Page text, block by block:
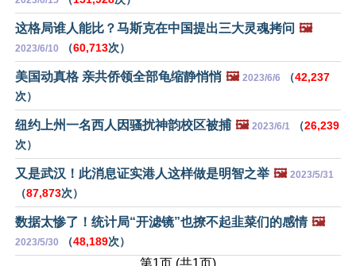
这格局谁人能比？马斯克在中国提出三大灵魂拷问 🖼️
2023/6/10 （60,713次）
美国动真格 亲共侨领全部龟缩静悄悄 🖼️ 2023/6/6 （42,237
次）
纽约上州一名西人因骚扰神韵校区被捕 🖼️ 2023/6/1 （26,239
次）
又是武汉！此消息证实港人这样做是明智之举 🖼️ 2023/5/31
（87,873次）
数据太惨了！统计局“开滤镜”也撩不起韭菜们的感情 🖼️
2023/5/30 （48,189次）
第1页 (共1页)